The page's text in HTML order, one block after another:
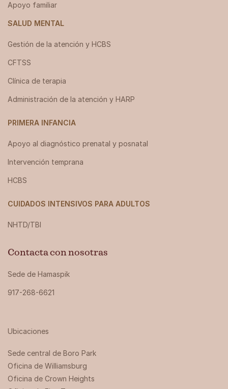
Apoyo familiar
SALUD MENTAL
Gestión de la atención y HCBS
CFTSS
Clínica de terapia
Administración de la atención y HARP
PRIMERA INFANCIA
Apoyo al diagnóstico prenatal y posnatal
Intervención temprana
HCBS
CUIDADOS INTENSIVOS PARA ADULTOS
NHTD/TBI
Contacta con nosotras
Sede de Hamaspik
917-268-6621
Ubicaciones
Sede central de Boro Park ‍
Oficina de Williamsburg
Oficina de Crown Heights